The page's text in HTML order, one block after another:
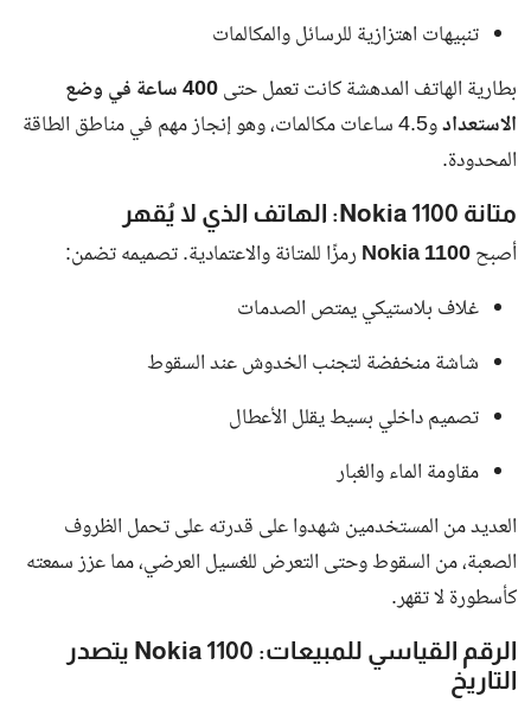
تنبيهات اهتزازية للرسائل والمكالمات
بطارية الهاتف المدهشة كانت تعمل حتى
400 ساعة في وضع
الاستعداد
و4.5 ساعات مكالمات، وهو إنجاز مهم في مناطق الطاقة
المحدودة.
متانة Nokia 1100: الهاتف الذي لا يُقهر
أصبحNokia 1100 رمزًا للمتانة والاعتمادية. تصميمه تضمن:
غلاف بلاستيكي يمتص الصدمات
شاشة منخفضة لتجنب الخدوش عند السقوط
تصميم داخلي بسيط يقلل الأعطال
مقاومة الماء والغبار
العديد من المستخدمين شهدوا على قدرته على تحمل الظروف
الصعبة، من السقوط وحتى التعرض للغسيل العرضي، مما عزز سمعته
كأسطورة لا تقهر.
الرقم القياسي للمبيعات: Nokia 1100 يتصدر
التاريخ